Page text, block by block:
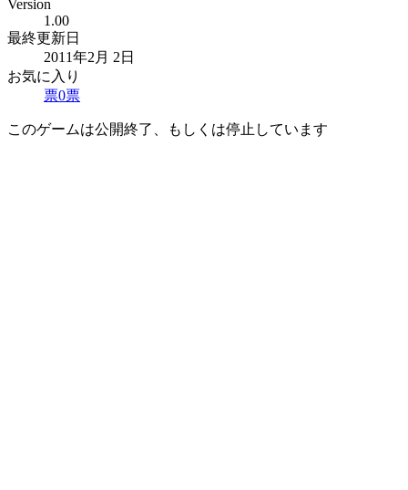
Version
1.00
最終更新日
2011年2月 2日
お気に入り
票0票
このゲームは公開終了、もしくは停止しています